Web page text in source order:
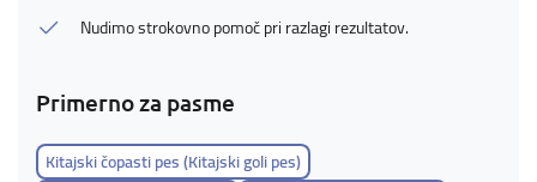
Nudimo strokovno pomoč pri razlagi rezultatov.
Primerno za pasme
Kitajski čopasti pes (Kitajski goli pes)